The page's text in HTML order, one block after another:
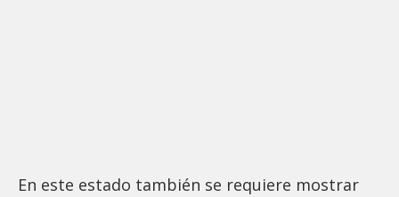
En este estado también se requiere mostrar